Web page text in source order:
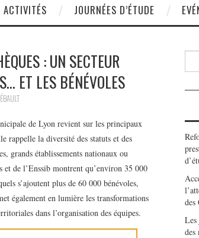
ACTIVITÉS JOURNÉES D’ÉTUDE
: UN SECTEUR
ET LES BÉNÉVOLES
de Lyon revient sur les principaux
rappelle la diversité des statuts et des
grands établissements nationaux ou
et de l’Enssib montrent qu’environ 35 000
s’ajoutent plus de 60 000 bénévoles,
également en lumière les transformations
dans l’organisation des équipes.
des
Les
des